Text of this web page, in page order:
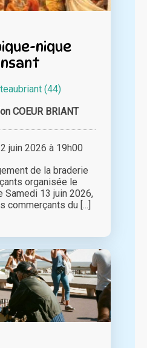
nique
(44)
COEUR BRIANT
juin 2026 à 19h00
de la braderie
organisée le
Samedi 13 juin 2026,
commerçants du [...]